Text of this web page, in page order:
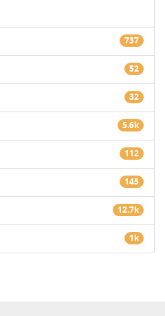
737
52
32
5.6k
112
145
12.7k
1k